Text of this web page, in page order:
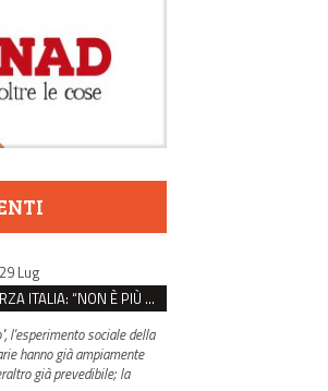
Lug
RISSA ALLA CANALINA, FORZA ITALIA: “NON È PIÙ EMERGENZA EDUCATIVA, MA DI SICUREZZA”
l'esperimento sociale della
hanno già ampiamente
già prevedibile; la